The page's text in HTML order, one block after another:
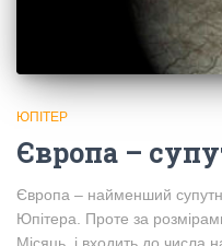
ЮПІТЕР
Європа –
Європа – найменший
Юпітера. Проте за
Місяць, і входить до числа